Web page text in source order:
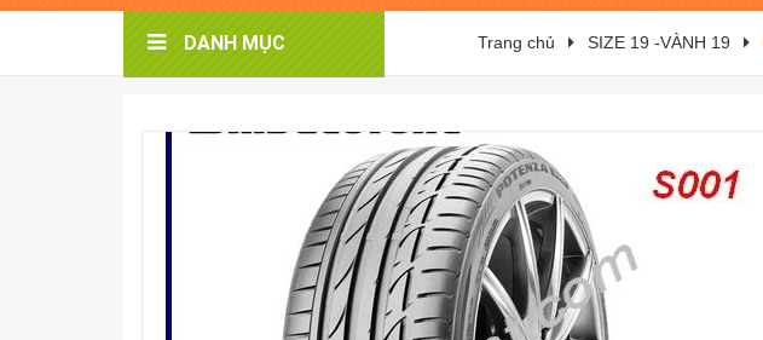
DANH MỤC Trang chủ SIZE 19 -VÀNH 19